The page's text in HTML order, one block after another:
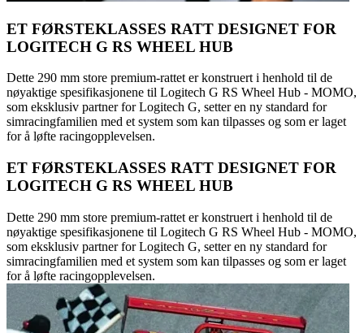
ET FØRSTEKLASSES RATT DESIGNET FOR
LOGITECH G RS WHEEL HUB
Dette 290 mm store premium-rattet er konstruert i henhold til de
nøyaktige spesifikasjonene til Logitech G RS Wheel Hub - MOMO,
som eksklusiv partner for Logitech G, setter en ny standard for
simracingfamilien med et system som kan tilpasses og som er laget
for å løfte racingopplevelsen.
ET FØRSTEKLASSES RATT DESIGNET FOR
LOGITECH G RS WHEEL HUB
Dette 290 mm store premium-rattet er konstruert i henhold til de
nøyaktige spesifikasjonene til Logitech G RS Wheel Hub - MOMO,
som eksklusiv partner for Logitech G, setter en ny standard for
simracingfamilien med et system som kan tilpasses og som er laget
for å løfte racingopplevelsen.